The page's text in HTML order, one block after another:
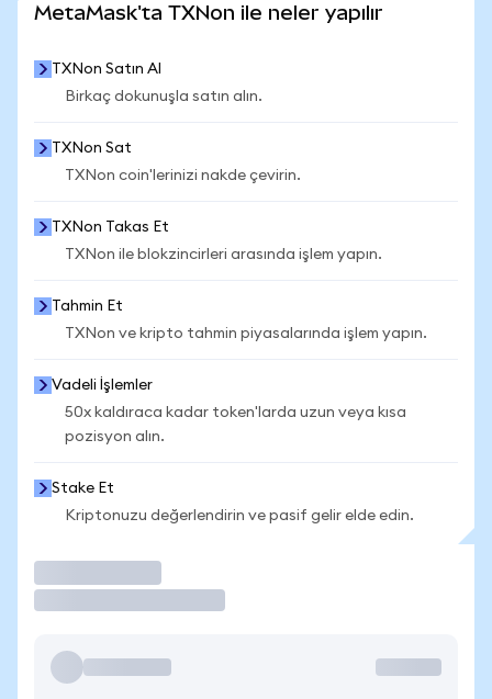
MetaMask'ta TXNon ile neler yapılır
TXNon Satın Al
Birkaç dokunuşla satın alın.
TXNon Sat
TXNon coin'lerinizi nakde çevirin.
TXNon Takas Et
TXNon ile blokzincirleri arasında işlem yapın.
Tahmin Et
TXNon ve kripto tahmin piyasalarında işlem yapın.
Vadeli İşlemler
50x kaldıraca kadar token'larda uzun veya kısa
pozisyon alın.
Stake Et
Kriptonuzu değerlendirin ve pasif gelir elde edin.